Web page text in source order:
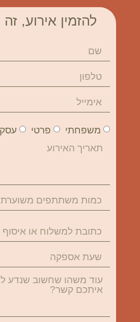
להזמין אירוע,
משפחתי פרטי